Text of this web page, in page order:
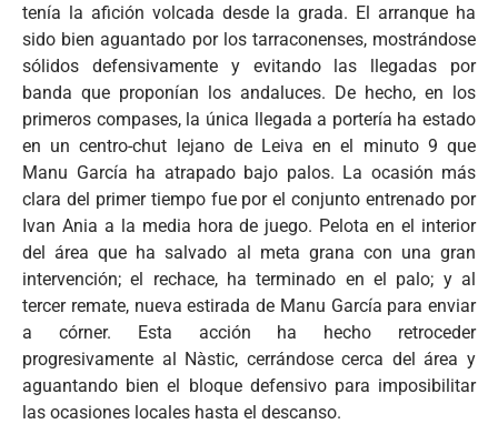
tenía la afición volcada desde la grada. El arranque ha
sido bien aguantado por los tarraconenses, mostrándose
sólidos defensivamente y evitando las llegadas por
banda que proponían los andaluces. De hecho, en los
primeros compases, la única llegada a portería ha estado
en un centro-chut lejano de Leiva en el minuto 9 que
Manu García ha atrapado bajo palos. La ocasión más
clara del primer tiempo fue por el conjunto entrenado por
Ivan Ania a la media hora de juego. Pelota en el interior
del área que ha salvado al meta grana con una gran
intervención; el rechace, ha terminado en el palo; y al
tercer remate, nueva estirada de Manu García para enviar
a córner. Esta acción ha hecho retroceder
progresivamente al Nàstic, cerrándose cerca del área y
aguantando bien el bloque defensivo para imposibilitar
las ocasiones locales hasta el descanso.